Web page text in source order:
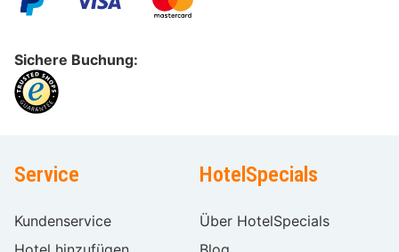
Sichere Buchung:
Service
Kundenservice
HotelSpecials
Über HotelSpecials